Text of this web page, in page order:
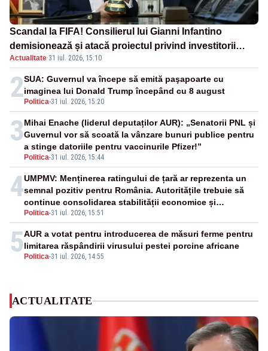
Scandal la FIFA! Consilierul lui Gianni Infantino
demisionează și atacă proiectul privind investitorii
străini
Actualitate·31 iul. 2026, 15:10
2 Politica-31 iul. 2026, 15:20
SUA: Guvernul va începe să emită paşapoarte cu
imaginea lui Donald Trump începând cu 8 august
3
Politica-31 iul. 2026, 15:44
Mihai Enache (liderul deputaților AUR): „Senatorii PNL și
Guvernul vor să scoată la vânzare bunuri publice pentru
a stinge datoriile pentru vaccinurile Pfizer!”
4
Politica-31 iul. 2026, 15:51
UMPMV: Menținerea ratingului de țară ar reprezenta un
semnal pozitiv pentru România. Autoritățile trebuie să
continue consolidarea stabilității economice și
financiare
5 Politica-31 iul. 2026, 14:55
AUR a votat pentru introducerea de măsuri ferme pentru
limitarea răspândirii virusului pestei porcine africane
ACTUALITATE